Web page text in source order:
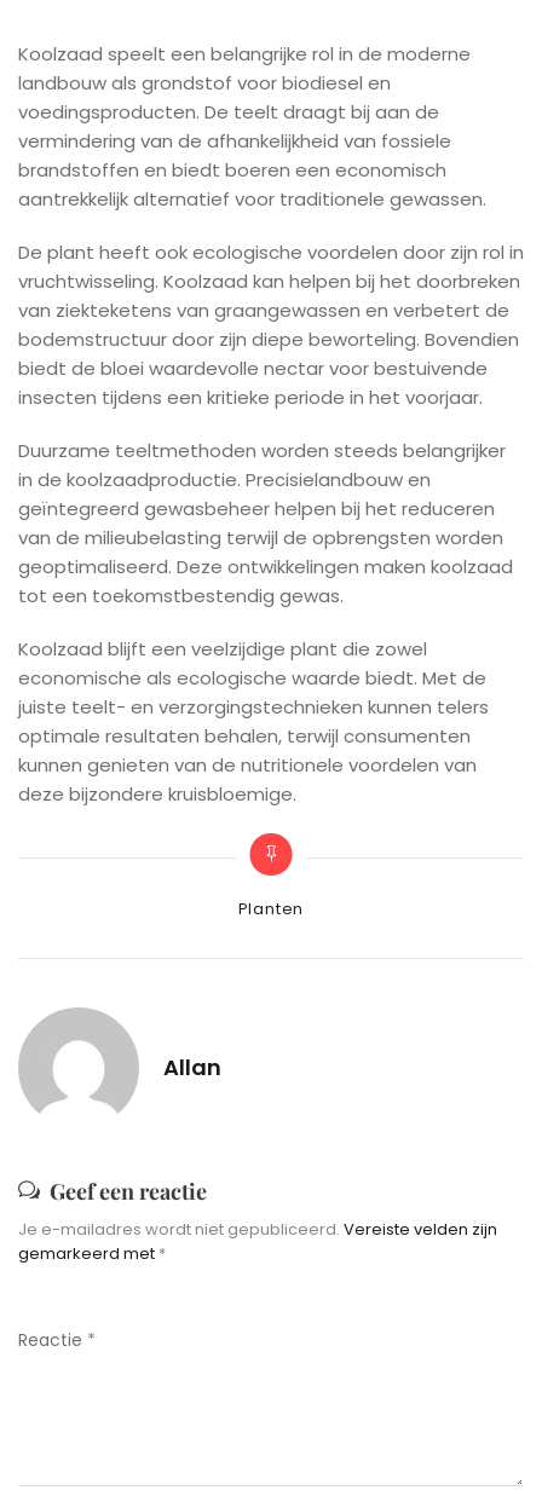
Koolzaad speelt een belangrijke rol in de moderne
landbouw als grondstof voor biodiesel en
voedingsproducten. De teelt draagt bij aan de
vermindering van de afhankelijkheid van fossiele
brandstoffen en biedt boeren een economisch
aantrekkelijk alternatief voor traditionele gewassen.
De plant heeft ook ecologische voordelen door zijn rol in
vruchtwisseling. Koolzaad kan helpen bij het doorbreken
van ziekteketens van graangewassen en verbetert de
bodemstructuur door zijn diepe beworteling. Bovendien
biedt de bloei waardevolle nectar voor bestuivende
insecten tijdens een kritieke periode in het voorjaar.
Duurzame teeltmethoden worden steeds belangrijker
in de koolzaadproductie. Precisielandbouw en
geïntegreerd gewasbeheer helpen bij het reduceren
van de milieubelasting terwijl de opbrengsten worden
geoptimaliseerd. Deze ontwikkelingen maken koolzaad
tot een toekomstbestendig gewas.
Koolzaad blijft een veelzijdige plant die zowel
economische als ecologische waarde biedt. Met de
juiste teelt- en verzorgingstechnieken kunnen telers
optimale resultaten behalen, terwijl consumenten
kunnen genieten van de nutritionele voordelen van
deze bijzondere kruisbloemige.
Categories
Planten
Allan
Geef een reactie
Je e-mailadres wordt niet gepubliceerd. Vereiste velden zijn
gemarkeerd met *
Reactie *